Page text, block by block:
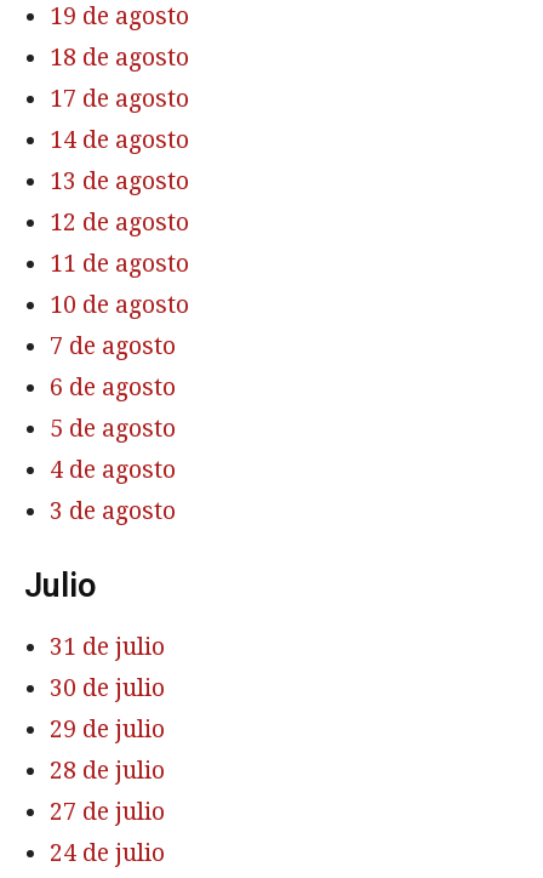
19 de agosto
18 de agosto
17 de agosto
14 de agosto
13 de agosto
12 de agosto
11 de agosto
10 de agosto
7 de agosto
6 de agosto
5 de agosto
4 de agosto
3 de agosto
Julio
31 de julio
30 de julio
29 de julio
28 de julio
27 de julio
24 de julio